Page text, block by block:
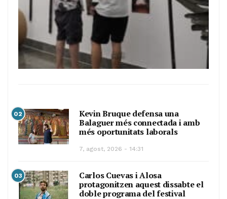
02
Kevin Bruque defensa una
Balaguer més connectada i amb
més oportunitats laborals
7, agost, 2026 - 14:31
03
Carlos Cuevas i Alosa
protagonitzen aquest dissabte el
doble programa del festival